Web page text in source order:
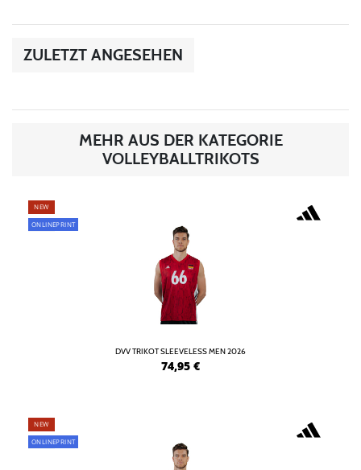
ZULETZT ANGESEHEN
MEHR AUS DER KATEGORIE
VOLLEYBALLTRIKOTS
NEW
ONLINEPRINT
DVV TRIKOT SLEEVELESS MEN 2026
74,95 €
NEW
ONLINEPRINT